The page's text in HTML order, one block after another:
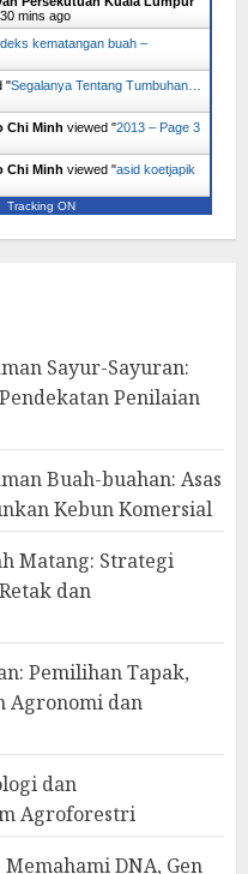
30 mins ago
kematangan buah –
"Segalanya Tentang Tumbuhan…
Chi Minh viewed "2013 – Page 3
Chi Minh viewed "asid koetjapik
Tracking ON
Sayur-Sayuran:
Penilaian
Buah-buahan: Asas
Kebun Komersial
Matang: Strategi
dan
Pemilihan Tapak,
Agronomi dan
dan
Agroforestri
DNA, Gen